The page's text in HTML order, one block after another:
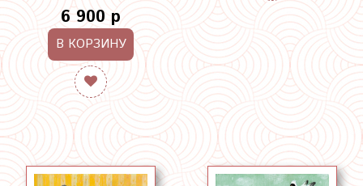
6 900 р
В КОРЗИНУ